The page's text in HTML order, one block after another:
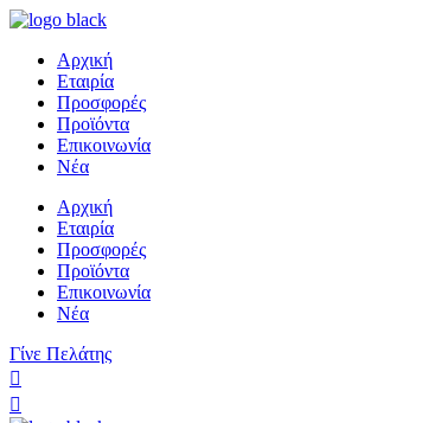
Αρχική
Εταιρία
Προσφορές
Προϊόντα
Επικοινωνία
Νέα
Αρχική
Εταιρία
Προσφορές
Προϊόντα
Επικοινωνία
Νέα
Γίνε Πελάτης